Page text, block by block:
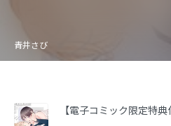
青井さび
【電子コミック限定特典